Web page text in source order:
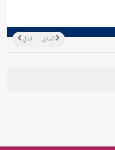
التالي السابق